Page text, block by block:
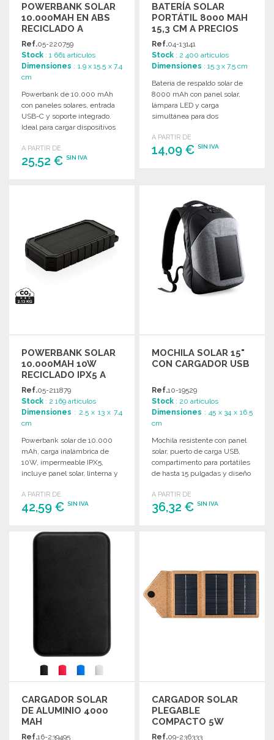
POWERBANK SOLAR
10.000MAH EN ABS
RECICLADO A
PRECIOS DE
MAYORISTA
Ref.05-220759
Stock : 1 661 artículos
Dimensiones : 1.9 x 15.5 x 7.4
cm
Powerbank de 10.000 mAh
con paneles solares, entrada
USB-C y soporte integrado.
Ideal para cargar dispositivos
A PARTIR DE
25,52 € SIN IVA
BATERÍA SOLAR
PORTÁTIL 8000 MAH
15,3 CM A PRECIOS
DE MAYORISTA
Ref.04-13141
Stock : 2 400 artículos
Dimensiones : 15.3 x 7.5 cm
Batería de respaldo solar de
8000 mAh con panel solar,
lámpara LED y carga
simultánea para dos
exteriores.
A PARTIR DE
14,09 €SIN IVA
POWERBANK SOLAR
10.000MAH 10W
RECICLADO IPX5 A
PRECIOS DE
MAYORISTA
Ref.05-211879
Stock : 2 169 artículos
Dimensiones : 2.5 x 13 x 7.4
cm
Powerbank solar de 10.000
mAh, carga inalámbrica de
10W, impermeable IPX5,
incluye panel solar, linterna y
A PARTIR DE
42,59 € SIN IVA
PEDIR
MOCHILA SOLAR 15"
CON CARGADOR USB
Ref.10-19529
Stock : 20 artículos
Dimensiones : 45 x 34 x 16.5
cm
Mochila resistente con panel
solar, puerto de carga USB,
compartimento para portátiles
de hasta 15 pulgadas y diseño
A PARTIR DE
36,32 €SIN IVA
CARGADOR SOLAR
DE ALUMINIO 4000
MAH
Ref.16-239495
CARGADOR SOLAR
PLEGABLE
COMPACTO 5W
Ref.09-236333